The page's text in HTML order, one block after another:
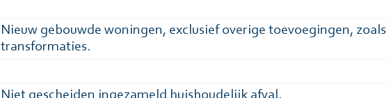
Nieuw gebouwde woningen, exclusief overige toevoegingen, zoals
transformaties.